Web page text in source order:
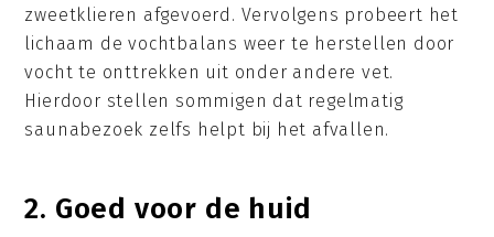
zweetklieren afgevoerd. Vervolgens probeert het
lichaam de vochtbalans weer te herstellen door
vocht te onttrekken uit onder andere vet.
Hierdoor stellen sommigen dat regelmatig
saunabezoek zelfs helpt bij het afvallen.
2. Goed voor de huid